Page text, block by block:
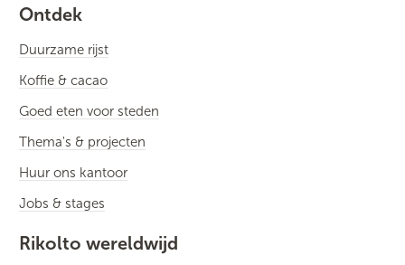
Ontdek
Duurzame rijst
Koffie & cacao
Goed eten voor steden
Thema's & projecten
Huur ons kantoor
Jobs & stages
Rikolto wereldwijd